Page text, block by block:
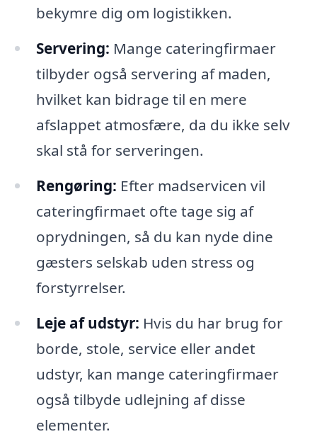
bekymre dig om logistikken.
Servering: Mange cateringfirmaer
tilbyder også servering af maden,
hvilket kan bidrage til en mere
afslappet atmosfære, da du ikke selv
skal stå for serveringen.
Rengøring: Efter madservicen vil
cateringfirmaet ofte tage sig af
oprydningen, så du kan nyde dine
gæsters selskab uden stress og
forstyrrelser.
Leje af udstyr: Hvis du har brug for
borde, stole, service eller andet
udstyr, kan mange cateringfirmaer
også tilbyde udlejning af disse
elementer.